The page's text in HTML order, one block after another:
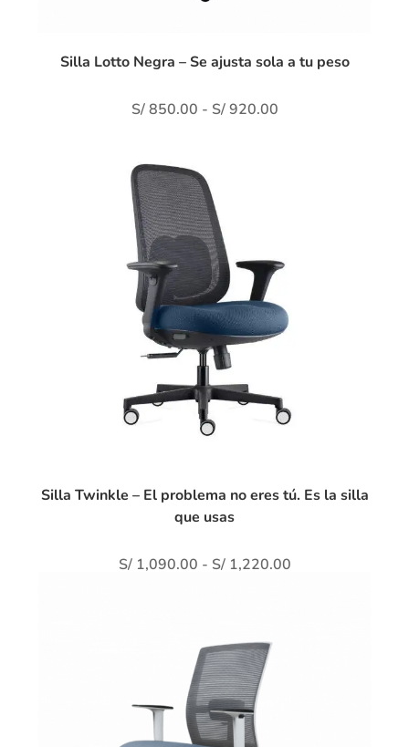
Silla Lotto Negra – Se ajusta sola a tu peso
S/850.00 - S/920.00
Silla Twinkle – El problema no eres tú. Es la silla
que usas
S/1,090.00 - S/1,220.00